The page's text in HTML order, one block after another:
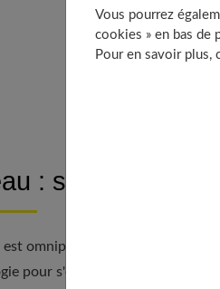
: source de vie
est omniprésente et
pour s'en convaincre les
Vous pourrez
cookies » en bas de
Pour en savoir plus,